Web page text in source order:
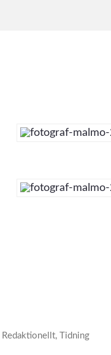
Redaktionellt, Tidning